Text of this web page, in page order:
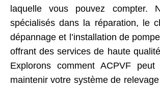
laquelle vous pouvez compter.
spécialisés dans la réparation, le
dépannage et l’installation de
offrant des services de haute
Explorons comment ACPVF
maintenir votre système de